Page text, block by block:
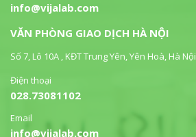
info@vijalab.com
VĂN PHÒNG GIAO DỊCH HÀ NỘI
Số 7, Lô 10A , KĐT Trung Yên, Yên Hoà, Hà Nội
Điện thoại
028.73081102
Email
info@vijalab.com